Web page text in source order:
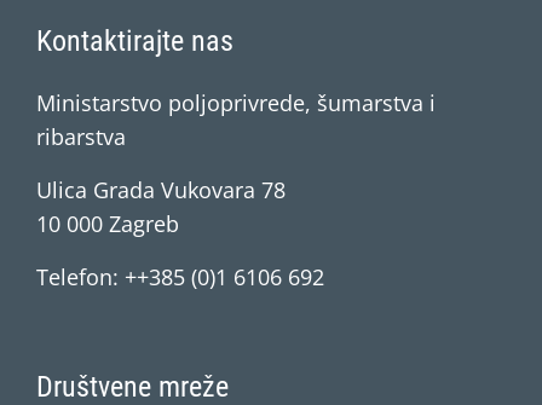
Kontaktirajte nas
Ministarstvo poljoprivrede, šumarstva i
ribarstva
Ulica Grada Vukovara 78
10 000 Zagreb
Telefon: ++385 (0)1 6106 692
Društvene mreže